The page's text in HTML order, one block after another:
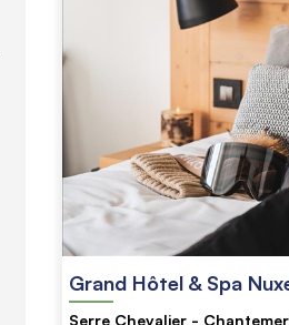
Grand Hôtel & Spa
Serre Chevalier -